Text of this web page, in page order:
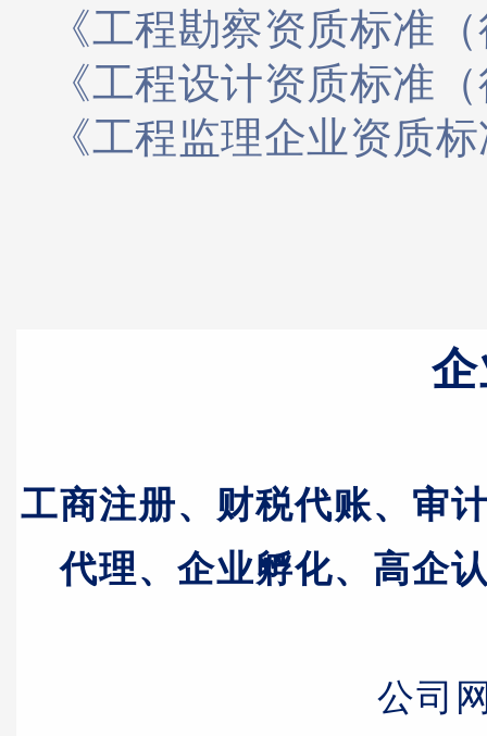
《工程勘察资质标准
《工程设计资质标准
《工程监理企业资质
工商注册、财税代账、审
代理、企业孵化、高企
公司